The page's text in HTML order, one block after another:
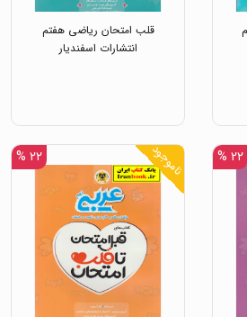
قلب امتحان ریاضی هفتم
انتشارات اسفندیار
۲۲ % ناموجود ۲۲ %